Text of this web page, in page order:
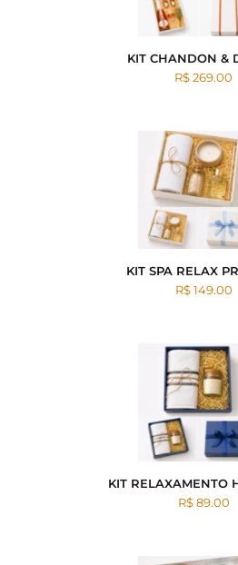
KIT CHANDON &
R$ 269.00
KIT SPA RELAX
R$ 149.00
KIT RELAXAMENTO
R$ 89.00